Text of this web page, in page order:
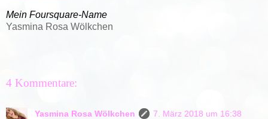
Mein Foursquare-Name
Yasmina Rosa Wölkchen
4 Kommentare:
Yasmina Rosa Wölkchen
7. März 2018 um 16:38